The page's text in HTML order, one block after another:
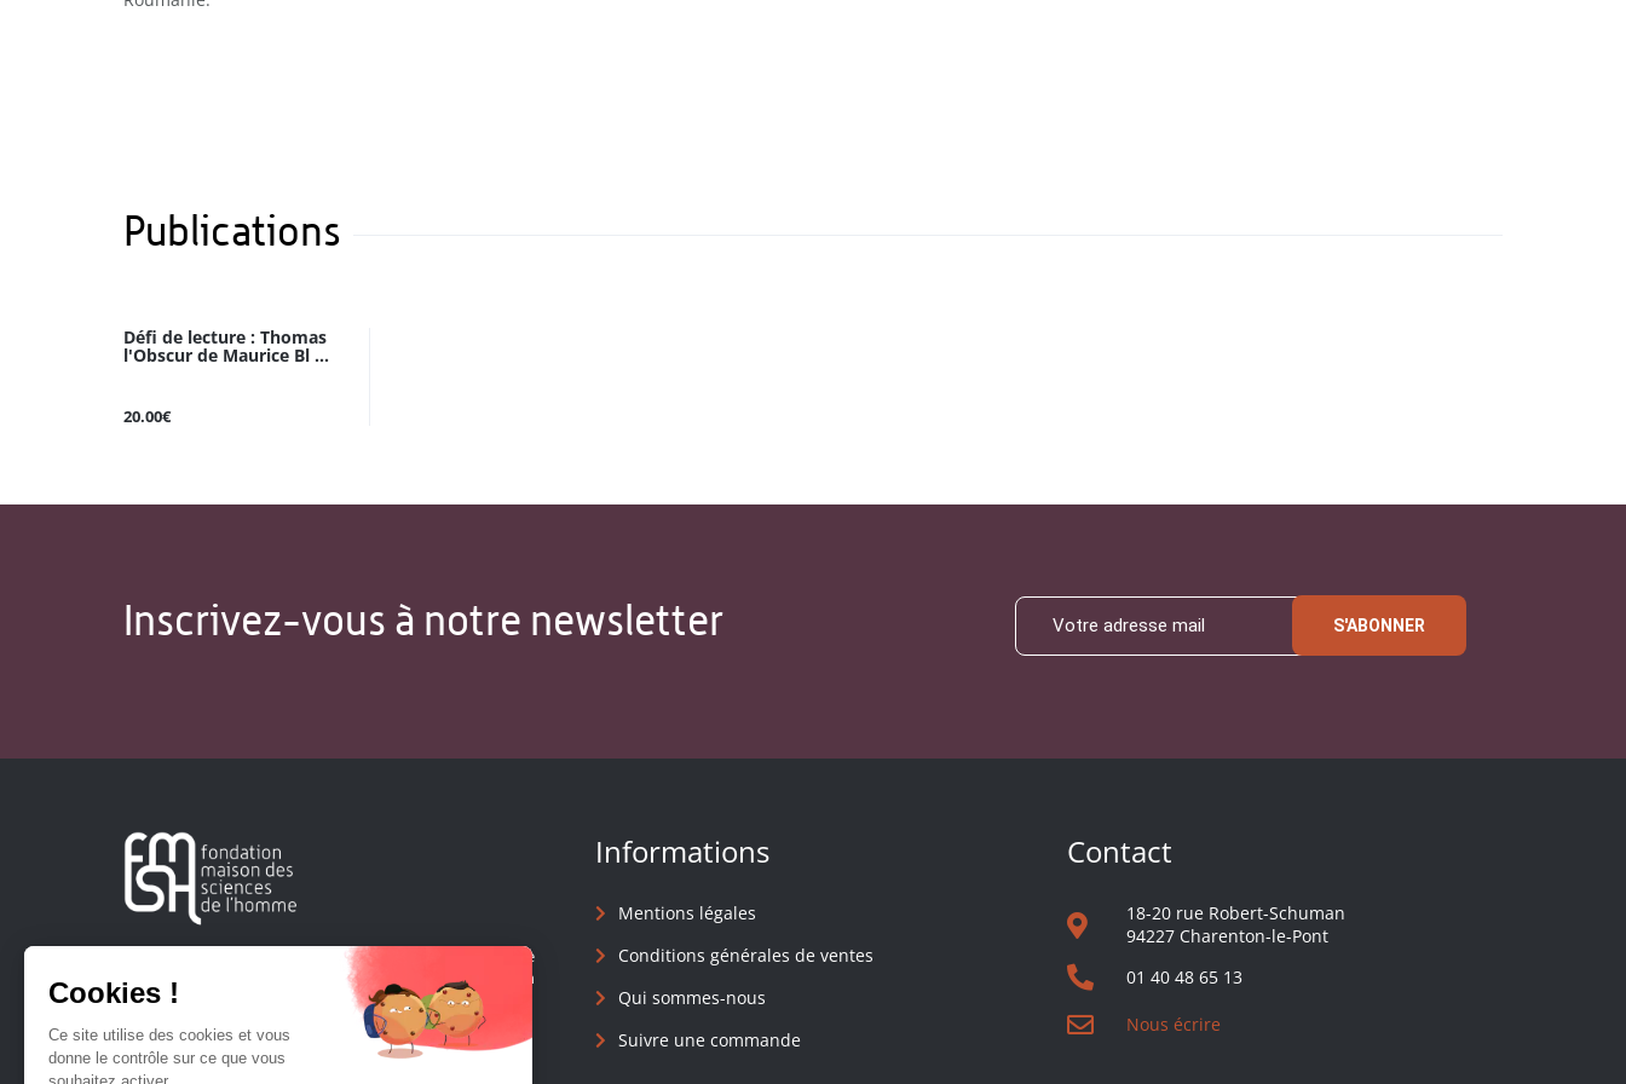
Publications
Défi de lecture : Thomas
l'Obscur de Maurice Bl ...
20.00€
Inscrivez-vous à notre newsletter S'ABONNER
Créée en 1963, la Fondation Maison Sciences de l'Homme
soutient la recherche et la diffusion des connaissances en
sciences humaines et sociales.
Informations
Mentions légales
Conditions générales de ventes
Qui sommes-nous
Suivre une commande
Contact
18-20 rue Robert-Schuman
94227 Charenton-le-Pont
01 40 48 65 13
Nous écrire